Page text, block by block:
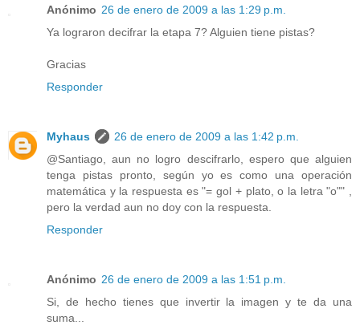
Anónimo 26 de enero de 2009 a las 1:29 p.m.
Ya lograron decifrar la etapa 7? Alguien tiene pistas?
Gracias
Responder
Myhaus
26 de enero de 2009 a las 1:42 p.m.
@Santiago, aun no logro descifrarlo, espero que alguien
tenga pistas pronto, según yo es como una operación
matemática y la respuesta es "= gol + plato, o la letra "o"" ,
pero la verdad aun no doy con la respuesta.
Responder
Anónimo 26 de enero de 2009 a las 1:51 p.m.
Si, de hecho tienes que invertir la imagen y te da una
suma...